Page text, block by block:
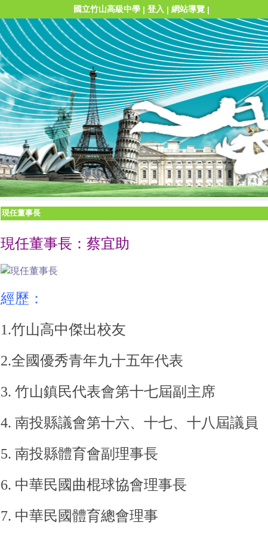
國立竹山高級中學 | 登入 | 網站導覽 |
現任董事長
現任董事長：蔡宜助
經歷：
1.竹山高中傑出校友
2.全國優秀青年九十五年代表
3. 竹山鎮民代表會第十七屆副主席
4. 南投縣議會第十六、十七、十八屆議員
5. 南投縣體育會副理事長
6. 中華民國曲棍球協會理事長
7. 中華民國體育總會理事